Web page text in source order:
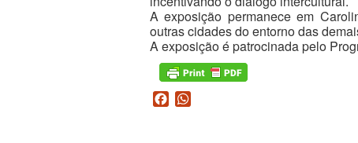
A exposição permanece em
outras cidades do entorno das
A exposição é patrocinada pelo
Facebook